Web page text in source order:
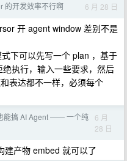
的开发效率不行啊 6 月 28 日
开 agent window 差别不是
下可以先写一个 plan ，基于
执行，输入一些要求，然后
表达都不一样，必须每个
能搞 AI Agent —— 一个纯
6 月
28 日
建产物 embed 就可以了